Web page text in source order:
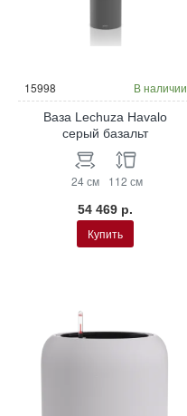
15998 В наличии
Ваза Lechuza Havalo
серый базальт
24 см 112 см
54 469 р.
Купить